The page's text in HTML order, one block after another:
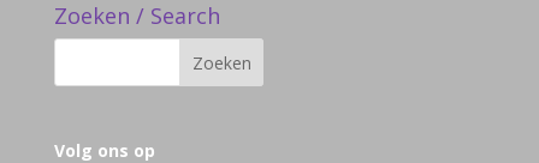
Zoeken / Search
Volg ons op